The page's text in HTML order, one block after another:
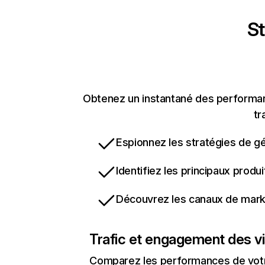
Obtenez un instantané des
Espionnez les stratégies de
Identifiez les principaux
Découvrez les canaux de
Trafic et engagement des
Comparez les performances de